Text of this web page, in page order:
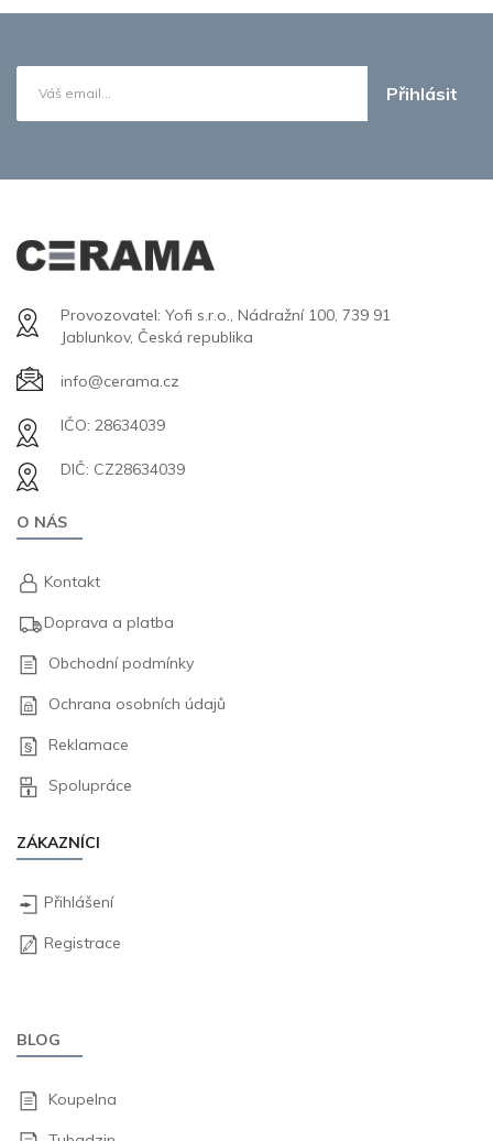
Přihlásit
Provozovatel: Yofi s.r.o., Nádražní 100, 739 91
Jablunkov, Česká republika
info@cerama.cz
IČO: 28634039
DIČ: CZ28634039
O NÁS
Kontakt
Doprava a platba
Obchodní podmínky
Ochrana osobních údajů
Reklamace
Spolupráce
ZÁKAZNÍCI
Přihlášení
Registrace
BLOG
Koupelna